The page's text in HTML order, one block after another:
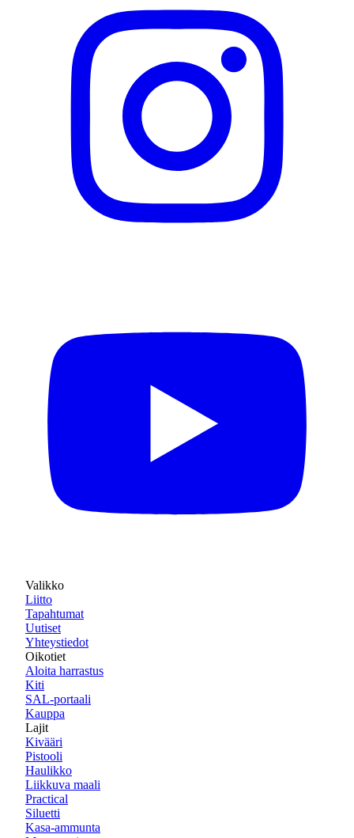
Valikko
Liitto
Tapahtumat
Uutiset
Yhteystiedot
Oikotiet
Aloita harrastus
Kiti
SAL-portaali
Kauppa
Lajit
Kivääri
Pistooli
Haulikko
Liikkuva maali
Practical
Siluetti
Kasa-ammunta